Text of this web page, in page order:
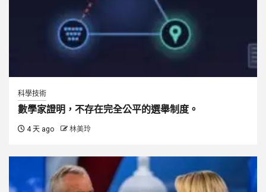
科學技術
數學家證明，不存在完全公平的選舉制度。
4 天 ago 林美玲